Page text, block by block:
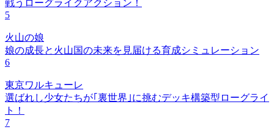
戦うローグライクアクション！
5
火山の娘
娘の成長と火山国の未来を見届ける育成シミュレーション
6
東京ワルキューレ
選ばれし少女たちが｢裏世界｣に挑むデッキ構築型ローグライ
ト！
7